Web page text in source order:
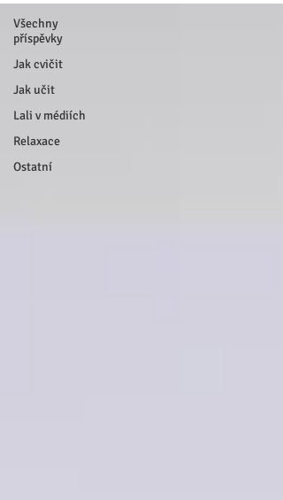
Všechny
příspěvky
Jak cvičit
Jak učit
Lali v médiích
Relaxace
Ostatní